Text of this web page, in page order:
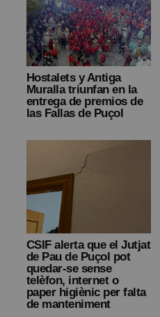
Hostalets y Antiga
Muralla triunfan en la
entrega de premios de
las Fallas de Puçol
CSIF alerta que el Jutjat
de Pau de Puçol pot
quedar-se sense
telèfon, internet o
paper higiènic per falta
de manteniment